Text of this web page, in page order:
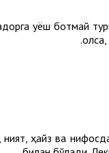
қуёш ботмай
ният, ҳайз ва